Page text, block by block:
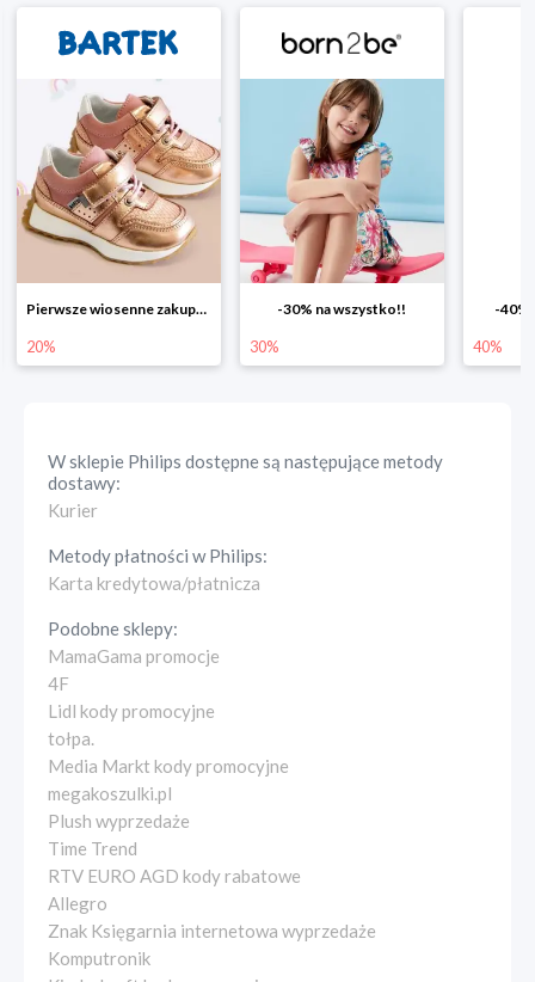
Pierwsze wiosenne zakupy -20%
20%
-30% na wszystko!!
30%
-40%
40%
W sklepie Philips dostępne są następujące metody
dostawy:
Kurier
Metody płatności wPhilips:
Karta kredytowa/płatnicza
Podobne sklepy:
MamaGama promocje
4F
Lidl kody promocyjne
tołpa.
Media Markt kody promocyjne
megakoszulki.pl
Plush wyprzedaże
Time Trend
RTV EURO AGD kody rabatowe
Allegro
Znak Księgarnia internetowa wyprzedaże
Komputronik